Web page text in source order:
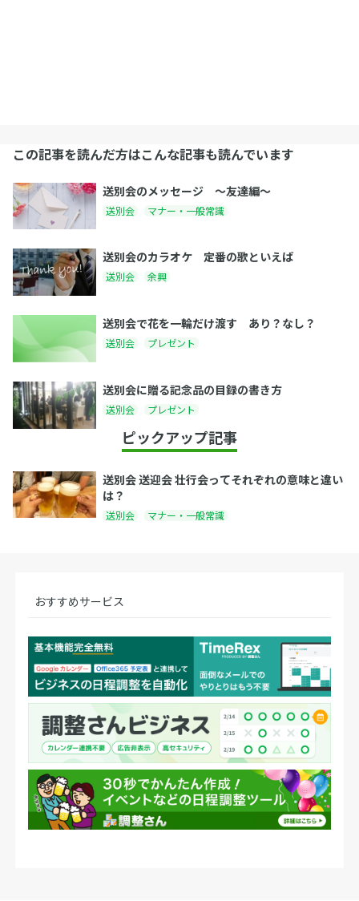
この記事を読んだ方はこんな記事も読んでいます
送別会のメッセージ 〜友達編〜
送別会 マナー・一般常識
送別会のカラオケ 定番の歌といえば
送別会 余興
送別会で花を一輪だけ渡す あり？なし？
送別会 プレゼント
送別会に贈る記念品の目録の書き方
送別会 プレゼント
ピックアップ記事
送別会 送迎会 壮行会ってそれぞれの意味と違い
は？
送別会 マナー・一般常識
おすすめサービス